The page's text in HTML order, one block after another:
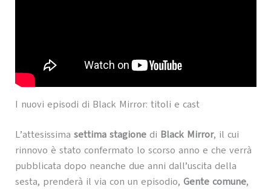
I nuovi episodi di Black Mirror: titoli e cast
L’attesissima settima stagionedi Black Mirror, il cui
rinnovo è stato confermato lo scorso anno e che verrà
pubblicata dopo neanche due anni dall’uscita della
sesta, prenderà il via con un episodio, Gente comune,